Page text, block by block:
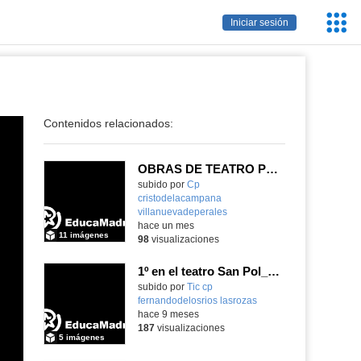
Iniciar sesión
Contenidos relacionados:
OBRAS DE TEATRO PROA +
subido por Cp
cristodelacampana
villanuevadeperales
11 imágenes
-
hace un mes
98visualizaciones
1º en el teatro San Pol_CEIP FDLR_Las Rozas
Contenido educativo.
subido por Tic cp
fernandodelosrios lasrozas
5 imágenes
-
hace 9 meses
187visualizaciones